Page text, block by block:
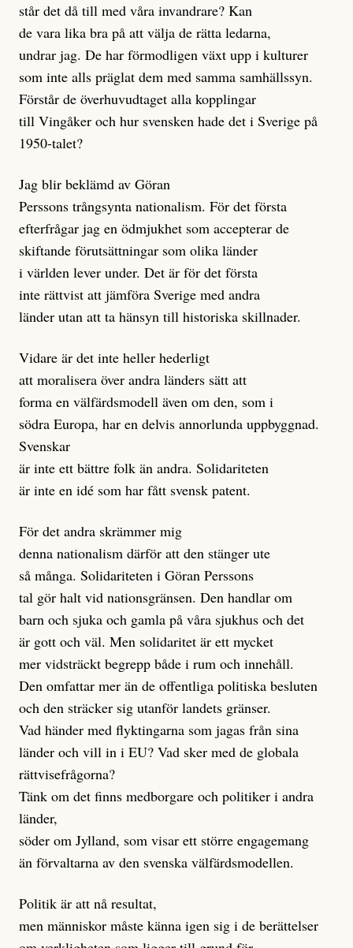
står det då till med våra invandrare? Kan
de vara lika bra på att välja de rätta ledarna,
undrar jag. De har förmodligen växt upp i kulturer
som inte alls präglat dem med samma samhällssyn.
Förstår de överhuvudtaget alla kopplingar
till Vingåker och hur svensken hade det i Sverige på
1950-talet?
Jag blir beklämd av Göran
Perssons trångsynta nationalism. För det första
efterfrågar jag en ödmjukhet som accepterar de
skiftande förutsättningar som olika länder
i världen lever under. Det är för det första
inte rättvist att jämföra Sverige med andra
länder utan att ta hänsyn till historiska skillnader.
Vidare är det inte heller hederligt
att moralisera över andra länders sätt att
forma en välfärdsmodell även om den, som i
södra Europa, har en delvis annorlunda uppbyggnad.
Svenskar
är inte ett bättre folk än andra. Solidariteten
är inte en idé som har fått svensk patent.
För det andra skrämmer mig
denna nationalism därför att den stänger ute
så många. Solidariteten i Göran Perssons
tal gör halt vid nationsgränsen. Den handlar om
barn och sjuka och gamla på våra sjukhus och det
är gott och väl. Men solidaritet är ett mycket
mer vidsträckt begrepp både i rum och innehåll.
Den omfattar mer än de offentliga politiska besluten
och den sträcker sig utanför landets gränser.
Vad händer med flyktingarna som jagas från sina
länder och vill in i EU? Vad sker med de globala
rättvisefrågorna?
Tänk om det finns medborgare och politiker i andra
länder,
söder om Jylland, som visar ett större engagemang
än förvaltarna av den svenska välfärdsmodellen.
Politik är att nå resultat,
men människor måste känna igen sig i de berättelser